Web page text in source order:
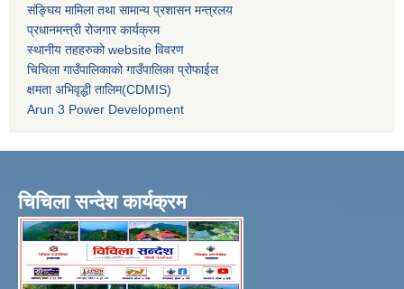
संङ्घिय मामिला तथा सामान्य प्रशासन मन्त्रलय
प्रधानमन्त्री रोजगार कार्यक्रम
स्थानीय तहहरुको website विवरण
चिचिला गाउँपालिकाको गाउँपालिका प्रोफाईल
क्षमता अभिवृद्धी तालिम(CDMIS)
Arun 3 Power Development
चिचिला सन्देश कार्यक्रम